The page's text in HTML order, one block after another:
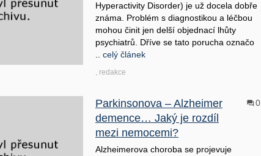
Hyperactivity Disorder) je už docela dobře
známa. Problém s diagnostikou a léčbou
mohou činit jen delší objednací lhůty
psychiatrů. Dříve se tato porucha označo
celý článek
, redakce
Parkinsonova – Alzheimer
demence… Jaký je rozdíl
mezi nemocemi?
0
Alzheimerova choroba se projevuje